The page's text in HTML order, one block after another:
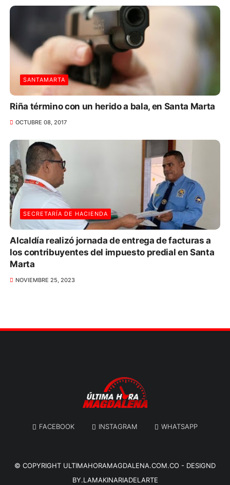
SANTAMARTA
Riña término con un herido a bala, en Santa Marta
OCTUBRE 08, 2017
SECRETARÍA DE HACIENDA
Alcaldía realizó jornada de entrega de facturas a
los contribuyentes del impuesto predial en Santa
Marta
NOVIEMBRE 25, 2023
FACEBOOK INSTAGRAM WHATSAPP
© COPYRIGHT ULTIMAHORAMAGDALENA.COM.CO - DESIGND
BY.LAMAKINARIADELARTE